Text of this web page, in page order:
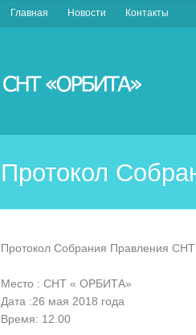
Главная Новости Контакты
Протокол
Протокол Собрания Правления
Место : СНТ « ОРБИТА»
Дата :26 мая 2018 года
Время: 12.00